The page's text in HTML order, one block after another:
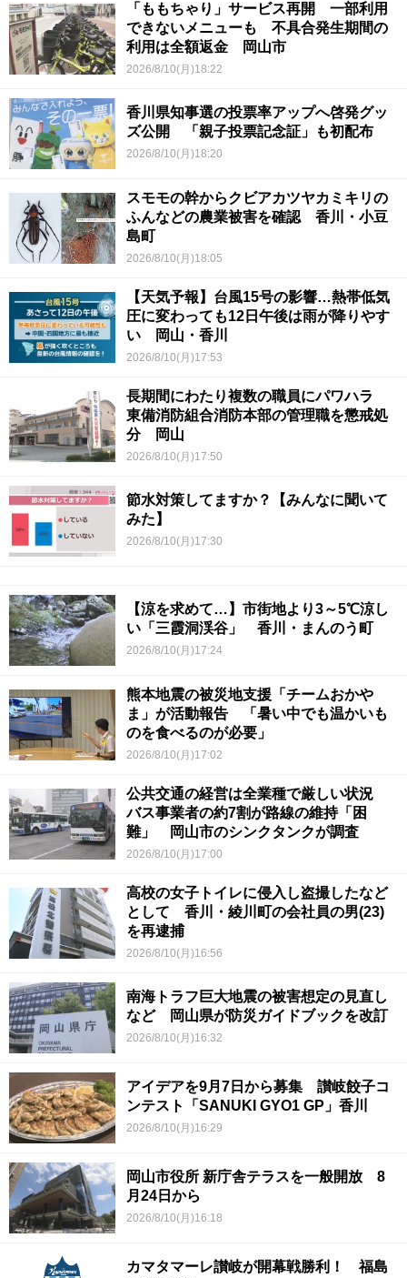
「ももちゃり」サービス再開 一部利用
できないメニューも 不具合発生期間の
利用は全額返金 岡山市
2026/8/10(月)18:22
香川県知事選の投票率アップへ啓発グッ
ズ公開 「親子投票記念証」も初配布
2026/8/10(月)18:20
スモモの幹からクビアカツヤカミキリの
ふんなどの農業被害を確認 香川・小豆
島町
2026/8/10(月)18:05
【天気予報】台風15号の影響…熱帯低気
圧に変わっても12日午後は雨が降りやす
い 岡山・香川
2026/8/10(月)17:53
長期間にわたり複数の職員にパワハラ
東備消防組合消防本部の管理職を懲戒処
分 岡山
2026/8/10(月)17:50
節水対策してますか？【みんなに聞いて
みた】
2026/8/10(月)17:30
【涼を求めて…】市街地より3～5℃涼し
い「三霞洞渓谷」 香川・まんのう町
2026/8/10(月)17:24
熊本地震の被災地支援「チームおかや
ま」が活動報告 「暑い中でも温かいも
のを食べるのが必要」
2026/8/10(月)17:02
公共交通の経営は全業種で厳しい状況
バス事業者の約7割が路線の維持「困
難」 岡山市のシンクタンクが調査
2026/8/10(月)17:00
高校の女子トイレに侵入し盗撮したなど
として 香川・綾川町の会社員の男(23)
を再逮捕
2026/8/10(月)16:56
南海トラフ巨大地震の被害想定の見直し
など 岡山県が防災ガイドブックを改訂
2026/8/10(月)16:32
アイデアを9月7日から募集 讃岐餃子コ
ンテスト「SANUKI GYO1 GP」香川
2026/8/10(月)16:29
岡山市役所 新庁舎テラスを一般開放 8
月24日から
2026/8/10(月)16:18
カマタマーレ讃岐が開幕戦勝利！ 福島